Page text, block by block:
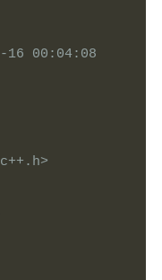
16 00:04:08